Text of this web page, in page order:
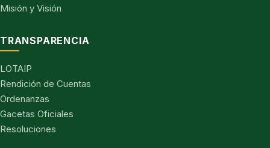
Misión y Visión
TRANSPARENCIA
LOTAIP
Rendición de Cuentas
Ordenanzas
Gacetas Oficiales
Resoluciones